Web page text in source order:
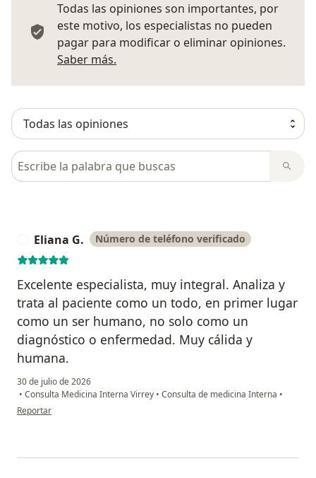
Todas las opiniones son importantes, por
este motivo, los especialistas no pueden
pagar para modificar o eliminar opiniones.
Saber más.
Busca en opiniones
Eliana G. Número de teléfono verificado
Excelente especialista, muy integral. Analiza y
trata al paciente como un todo, en primer lugar
como un ser humano, no solo como un
diagnóstico o enfermedad. Muy cálida y
humana.
30 de julio de 2026
• Consulta Medicina Interna Virrey • Consulta de medicina Interna •
en opinión del usuario Eliana G.
Reportar